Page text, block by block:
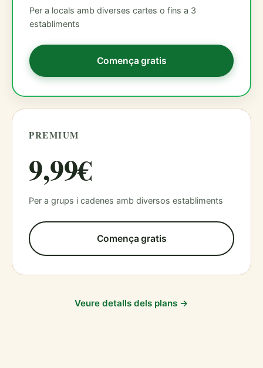
Per a locals amb diverses cartes o fins a 3
establiments
Comença gratis
PREMIUM
9,99€
Per a grups i cadenes amb diversos establiments
Comença gratis
Veure detalls dels plans →